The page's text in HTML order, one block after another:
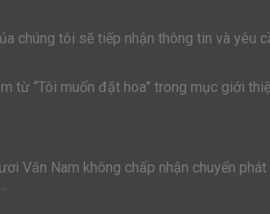
chúng tôi sẽ tiếp nhận thông tin và yêu
từ “Tôi muốn đặt hoa” trong mục giới
Nam không chấp nhận chuyển